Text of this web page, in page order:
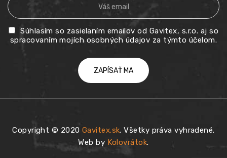
Súhlasím so zasielaním emailov od Gavitex, s.r.o. aj so
spracovaním mojích osobných údajov za týmto účelom.
Copyright © 2020 Gavitex.sk. Všetky práva vyhradené.
Web by Kolovrátok.